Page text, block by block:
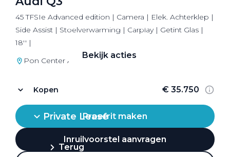
Bekijk alle aanbiedingen
Bekijk acties
Private Lease
Terug
45 TFSIe Advanced edition | Camera | Elek. Achterklep |
Side Assist | Stoelverwarming | Carplay | Getint Glas |
18'' |
Pon Center Audi Utrecht
Kopen € 35.750
Proefrit maken
Inruilvoorstel aanvragen